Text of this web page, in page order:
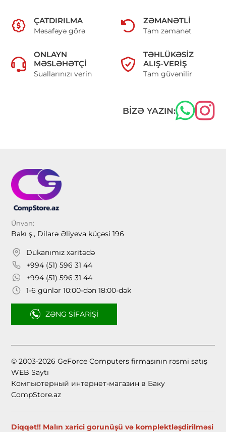
ÇATDIRILMA
Məsafəyə görə
ZƏMANƏTLI
Tam zəmanət
ONLAYN
MƏSLƏHƏTÇI
Suallarınızı verin
TƏHLÜKƏSIZ
ALIŞ-VERIŞ
Tam güvənilir
BIZƏ YAZIN:
Ünvan:
Bakı ş., Dilarə Əliyeva küçəsi 196
Dükanımız xəritədə
+994 (51) 596 31 44
+994 (51) 596 31 44
1-6 günlər 10:00-dən 18:00-dək
ZƏNG SIFARIŞI
© 2003-2026 GeForce Computers firmasının rəsmi satış
WEB Saytı
Компьютерный интернет-магазин в Баку
CompStore.az
Diqqət!! Malın xarici gorunüşü və komplektləşdirilməsi